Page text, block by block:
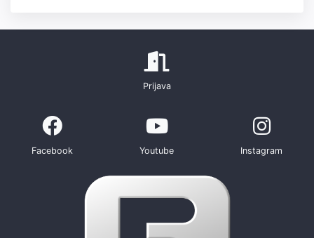
Prijava
Facebook Youtube Instagram